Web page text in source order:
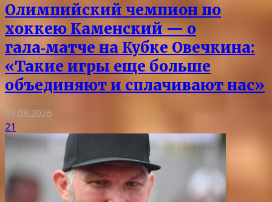
Олимпийский чемпион по
хоккею Каменский — о
гала‑матче на Кубке Овечкина:
«Такие игры еще больше
объединяют и сплачивают нас»
09.08.2026
21